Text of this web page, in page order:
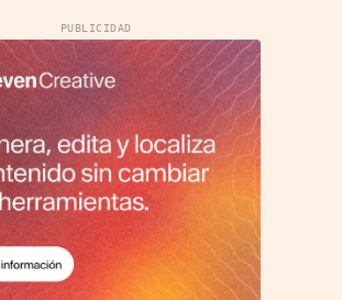
PUBLICIDAD